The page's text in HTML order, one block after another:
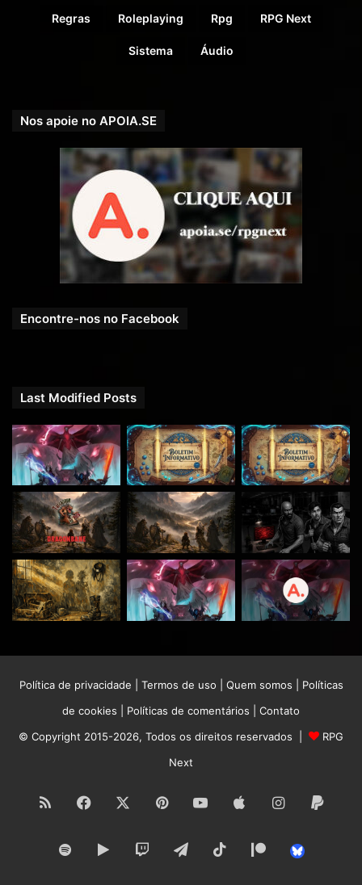
Regras Roleplaying Rpg RPG Next
Sistema Áudio
Nos apoie no APOIA.SE
Encontre-nos no Facebook
Last Modified Posts
Política de privacidade Termos de uso Quem somos
Políticas
de cookies
Políticas de comentários
Contato
© Copyright 2015-2026, Todos os direitos reservados |
RPG
Next
RSS Facebook PinterestYouTubeAppleInstagram
SpotifyGoogle TwitchTelegramTikTokPatreon